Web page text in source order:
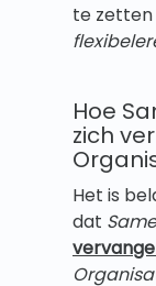
te
Hoe
zich
Het is
dat